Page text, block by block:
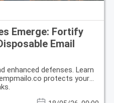
Emerge: Fortify
Email
enhanced defenses. Learn
protects your